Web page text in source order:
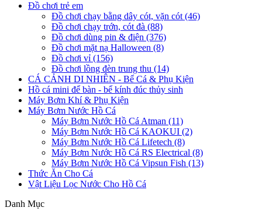
Đồ chơi trẻ em
Đồ chơi chạy bằng dây cót, vặn cót (46)
Đồ chơi chạy trớn, cót đà (88)
Đồ chơi dùng pin & điện (376)
Đồ chơi mặt nạ Halloween (8)
Đồ chơi vỉ (156)
Đồ chơi lồng đèn trung thu (14)
CÁ CẢNH DI NHIÊN - Bể Cá & Phụ Kiện
Hồ cá mini để bàn - bể kính đúc thủy sinh
Máy Bơm Khí & Phụ Kiện
Máy Bơm Nước Hồ Cá
Máy Bơm Nước Hồ Cá Atman (11)
Máy Bơm Nước Hồ Cá KAOKUI (2)
Máy Bơm Nước Hồ Cá Lifetech (8)
Máy Bơm Nước Hồ Cá RS Electrical (8)
Máy Bơm Nước Hồ Cá Vipsun Fish (13)
Thức Ăn Cho Cá
Vật Liệu Lọc Nước Cho Hồ Cá
Danh Mục